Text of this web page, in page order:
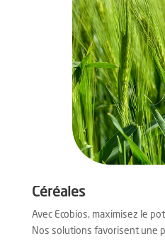
Céréales
Avec Ecobios, maximisez le
Nos solutions favorisent une